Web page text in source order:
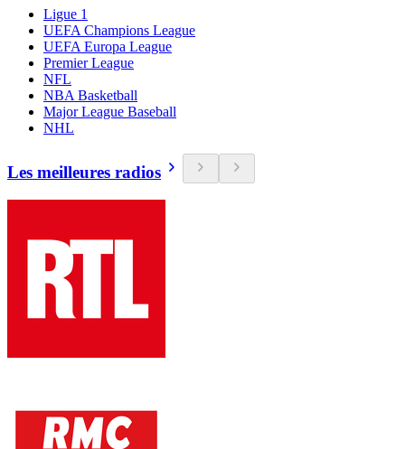
Ligue 1
UEFA Champions League
UEFA Europa League
Premier League
NFL
NBA Basketball
Major League Baseball
NHL
Les meilleures radios